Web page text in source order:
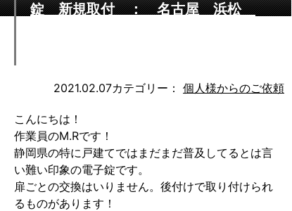
錠 新規取付 ： 名古屋 浜松
2021.02.07カテゴリー： 個人様からのご依頼
こんにちは！
作業員のM.Rです！
静岡県の特に戸建てではまだまだ普及してるとは言
い難い印象の電子錠です。
扉ごとの交換はいりません。後付けで取り付けられ
るものがあります！